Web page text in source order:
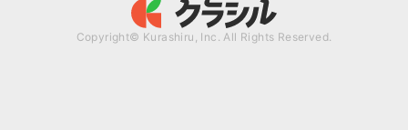
Copyright© Kurashiru, Inc. All Rights Reserved.